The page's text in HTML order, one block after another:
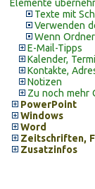
Elemente
Texte mit
Verwenden
Wenn
E-Mail-Tipps
Kalender,
Kontakte,
Notizen
Zu noch mehr
PowerPoint
Windows
Word
Zeitschriften,
Zusatzinfos